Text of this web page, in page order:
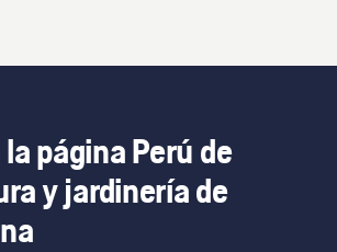
página Perú de
y jardinería de